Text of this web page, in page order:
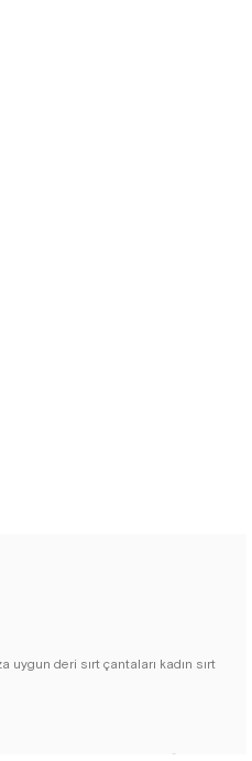
deri sırt çantaları kadın sırt